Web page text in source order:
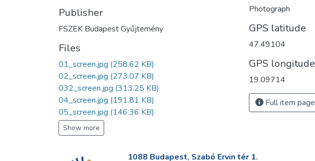
Publisher
FSZEK Budapest Gyűjtemény
Files
01_screen.jpg (258.62 KB)
02_screen.jpg (273.07 KB)
032_screen.jpg (313.25 KB)
04_screen.jpg (191.81 KB)
05_screen.jpg (146.36 KB)
Show more
Photograph
GPS latitude
47.49104
GPS longitude
19.09714
Full item page
1088 Budapest, Szabó Ervin tér 1.